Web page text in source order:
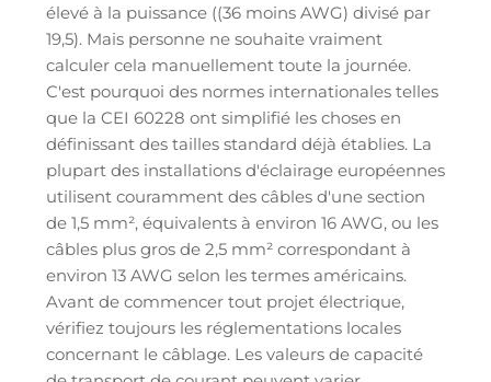
élevé à la puissance ((36 moins AWG) divisé par
19,5). Mais personne ne souhaite vraiment
calculer cela manuellement toute la journée.
C'est pourquoi des normes internationales telles
que la CEI 60228 ont simplifié les choses en
définissant des tailles standard déjà établies. La
plupart des installations d'éclairage européennes
utilisent couramment des câbles d'une section
de 1,5 mm², équivalents à environ 16 AWG, ou les
câbles plus gros de 2,5 mm² correspondant à
environ 13 AWG selon les termes américains.
Avant de commencer tout projet électrique,
vérifiez toujours les réglementations locales
concernant le câblage. Les valeurs de capacité